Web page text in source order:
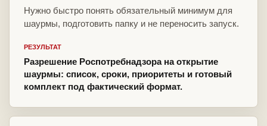
Нужно быстро понять обязательный минимум для
шаурмы, подготовить папку и не переносить запуск.
РЕЗУЛЬТАТ
Разрешение Роспотребнадзора на открытие
шаурмы: список, сроки, приоритеты и готовый
комплект под фактический формат.